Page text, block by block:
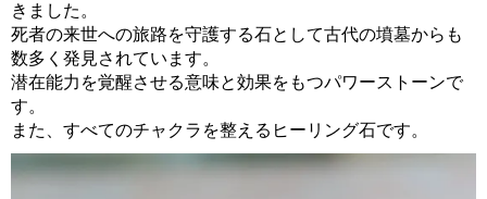
きました。
死者の来世への旅路を守護する石として古代の墳墓からも
数多く発見されています。
潜在能力を覚醒させる意味と効果をもつパワーストーンで
す。
また、すべてのチャクラを整えるヒーリング石です。